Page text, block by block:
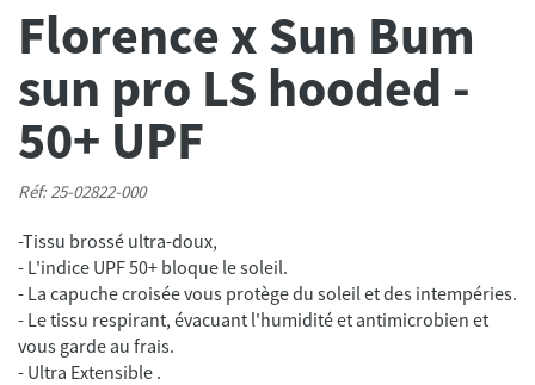
Florence x Sun Bum
sun pro LS hooded -
50+ UPF
Réf: 25-02822-000
-Tissu brossé ultra-doux,
- L'indice UPF 50+ bloque le soleil.
- La capuche croisée vous protège du soleil et des intempéries.
- Le tissu respirant, évacuant l'humidité et antimicrobien et
vous garde au frais.
- Ultra Extensible .